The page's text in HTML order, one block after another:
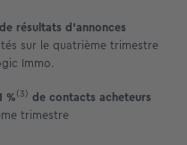
résultats d’annonces
sur le quatrième trimestre
Immo.
%(3) de contacts acheteurs
trimestre